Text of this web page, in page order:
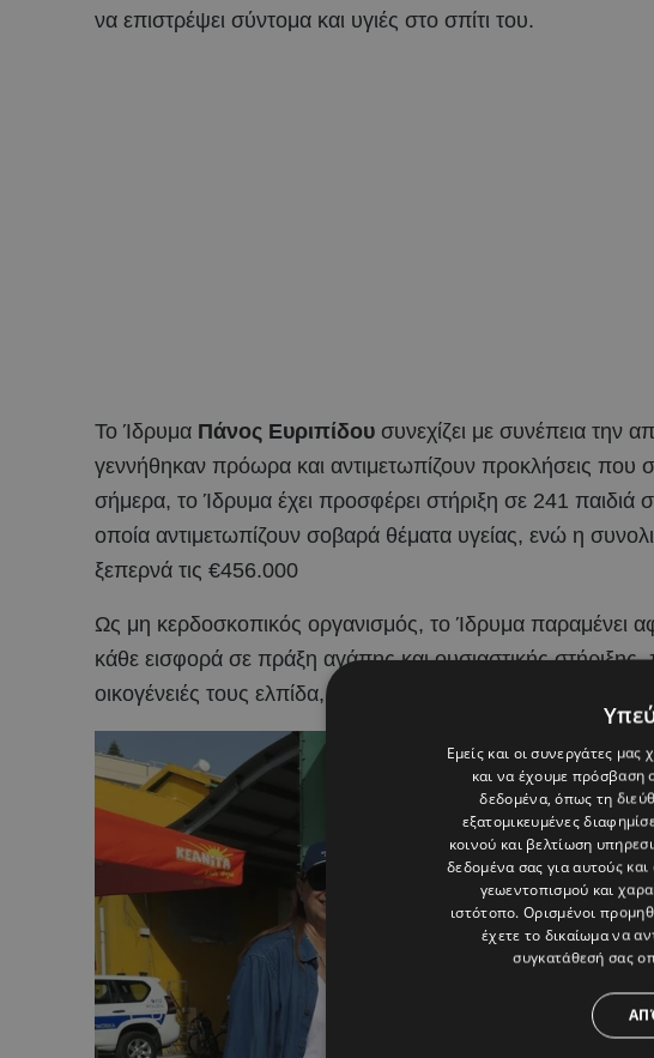
να επιστρέψει σύντομα και υγιές στο σπίτι του.
Το Ίδρυμα Πάνος Ευριπίδου συνεχίζει με συνέπεια την
γεννήθηκαν πρόωρα και αντιμετωπίζουν προκλήσεις που
σήμερα, το Ίδρυμα έχει προσφέρει στήριξη σε 241
οποία αντιμετωπίζουν σοβαρά θέματα υγείας, ενώ η
ξεπερνά τις €456.000
Ως μη κερδοσκοπικός οργανισμός, το Ίδρυμα παραμένει
κάθε εισφορά σε πράξη αγάπης και ουσιαστικής
οικογένειές τους ελπίδα, φροντίδα και καλύτερες
Εμείς και οι συνεργάτες
και να έχουμε πρόσβαση
δεδομένα, όπως τη
εξατομικευμένες
κοινού και βελτίωση
δεδομένα σας για αυτούς
γεωεντοπισμού και
ιστότοπο. Ορισμένοι
έχετε το δικαίωμα να
συγκατάθεσή σας